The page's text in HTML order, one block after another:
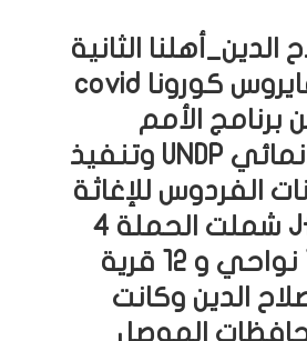
الثانية
لمواجهة فايروس كورونا covid
برنامج الأمم
المتحدة الإنمائي UNDP وتنفيذ
الفردوس للإغاثة
و التنمية JF شملت الحملة 4
اقضية و 10 نواحي و 12 قرية
الدين وكانت
الموصل